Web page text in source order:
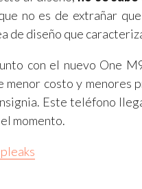
no es de extrañar
de diseño que
con el nuevo One
menor costo y menores
Este teléfono
momento.